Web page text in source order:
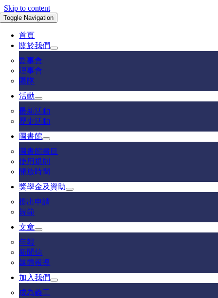
Skip to content
Toggle Navigation
首頁
關於我們
監事會
理事會
團隊
活動
最新活動
歷史活動
圖書館
圖書館書目
使用規則
開放時間
獎學金及資助
提出申請
規範
文章
年報
新聞信
媒體報導
加入我們
成為義工